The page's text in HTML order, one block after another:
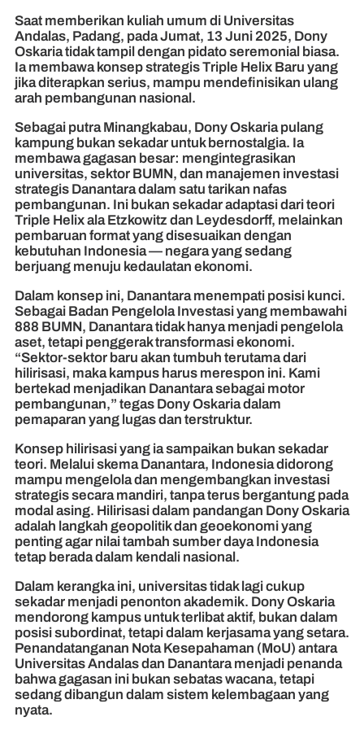
Saat memberikan kuliah umum di Universitas
Andalas, Padang, pada Jumat, 13 Juni 2025, Dony
Oskaria tidak tampil dengan pidato seremonial biasa.
Ia membawa konsep strategis Triple Helix Baru yang
jika diterapkan serius, mampu mendefinisikan ulang
arah pembangunan nasional.
Sebagai putra Minangkabau, Dony Oskaria pulang
kampung bukan sekadar untuk bernostalgia. Ia
membawa gagasan besar: mengintegrasikan
universitas, sektor BUMN, dan manajemen investasi
strategis Danantara dalam satu tarikan nafas
pembangunan. Ini bukan sekadar adaptasi dari teori
Triple Helix ala Etzkowitz dan Leydesdorff, melainkan
pembaruan format yang disesuaikan dengan
kebutuhan Indonesia — negara yang sedang
berjuang menuju kedaulatan ekonomi.
Dalam konsep ini, Danantara menempati posisi kunci.
Sebagai Badan Pengelola Investasi yang membawahi
888 BUMN, Danantara tidak hanya menjadi pengelola
aset, tetapi penggerak transformasi ekonomi.
“Sektor-sektor baru akan tumbuh terutama dari
hilirisasi, maka kampus harus merespon ini. Kami
bertekad menjadikan Danantara sebagai motor
pembangunan,” tegas Dony Oskaria dalam
pemaparan yang lugas dan terstruktur.
Konsep hilirisasi yang ia sampaikan bukan sekadar
teori. Melalui skema Danantara, Indonesia didorong
mampu mengelola dan mengembangkan investasi
strategis secara mandiri, tanpa terus bergantung pada
modal asing. Hilirisasi dalam pandangan Dony Oskaria
adalah langkah geopolitik dan geoekonomi yang
penting agar nilai tambah sumber daya Indonesia
tetap berada dalam kendali nasional.
Dalam kerangka ini, universitas tidak lagi cukup
sekadar menjadi penonton akademik. Dony Oskaria
mendorong kampus untuk terlibat aktif, bukan dalam
posisi subordinat, tetapi dalam kerjasama yang setara.
Penandatanganan Nota Kesepahaman (MoU) antara
Universitas Andalas dan Danantara menjadi penanda
bahwa gagasan ini bukan sebatas wacana, tetapi
sedang dibangun dalam sistem kelembagaan yang
nyata.